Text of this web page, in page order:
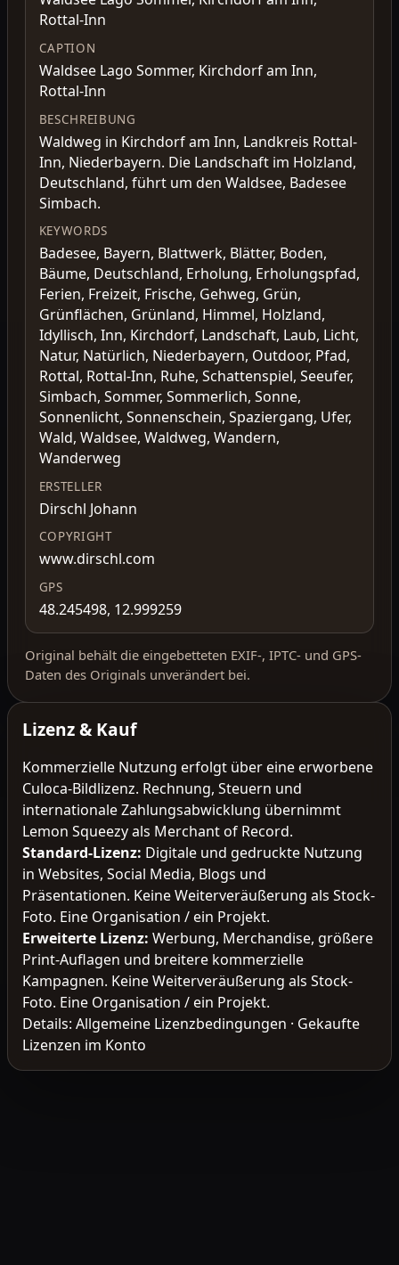
Rottal-Inn
CAPTION
Waldsee Lago Sommer, Kirchdorf am Inn,
Rottal-Inn
BESCHREIBUNG
Waldweg in Kirchdorf am Inn, Landkreis Rottal-
Inn, Niederbayern. Die Landschaft im Holzland,
Deutschland, führt um den Waldsee, Badesee
Simbach.
KEYWORDS
Badesee, Bayern, Blattwerk, Blätter, Boden,
Bäume, Deutschland, Erholung, Erholungspfad,
Ferien, Freizeit, Frische, Gehweg, Grün,
Grünflächen, Grünland, Himmel, Holzland,
Idyllisch, Inn, Kirchdorf, Landschaft, Laub, Licht,
Natur, Natürlich, Niederbayern, Outdoor, Pfad,
Rottal, Rottal-Inn, Ruhe, Schattenspiel, Seeufer,
Simbach, Sommer, Sommerlich, Sonne,
Sonnenlicht, Sonnenschein, Spaziergang, Ufer,
Wald, Waldsee, Waldweg, Wandern,
Wanderweg
ERSTELLER
Dirschl Johann
COPYRIGHT
www.dirschl.com
GPS
48.245498, 12.999259
Original behält die eingebetteten EXIF-, IPTC- und GPS-
Daten des Originals unverändert bei.
Lizenz & Kauf
Kommerzielle Nutzung erfolgt über eine erworbene
Culoca-Bildlizenz. Rechnung, Steuern und
internationale Zahlungsabwicklung übernimmt
Lemon Squeezy als Merchant of Record.
Standard-Lizenz: Digitale und gedruckte Nutzung
in Websites, Social Media, Blogs und
Präsentationen. Keine Weiterveräußerung als Stock-
Foto. Eine Organisation / ein Projekt.
Erweiterte Lizenz: Werbung, Merchandise, größere
Print-Auflagen und breitere kommerzielle
Kampagnen. Keine Weiterveräußerung als Stock-
Foto. Eine Organisation / ein Projekt.
Details: Allgemeine Lizenzbedingungen · Gekaufte
Lizenzen im Konto